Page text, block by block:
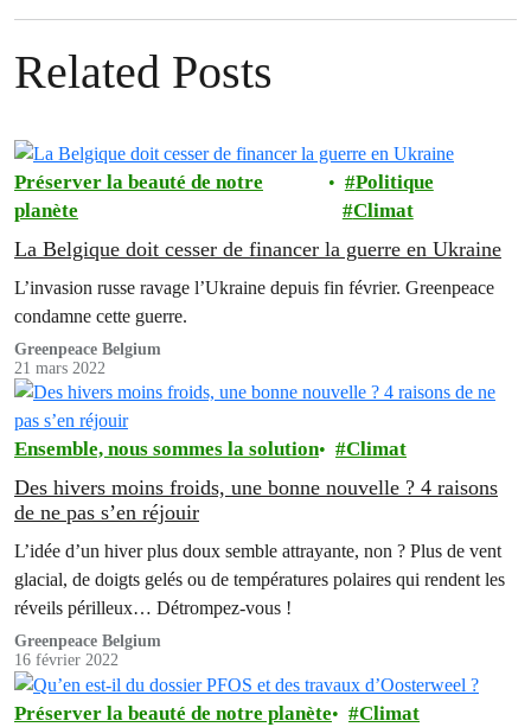
Related Posts
Préserver la beauté de notre
planète
Politique
Climat
La Belgique doit cesser de financer la guerre en Ukraine
L’invasion russe ravage l’Ukraine depuis fin février. Greenpeace
condamne cette guerre.
Greenpeace Belgium
21 mars 2022
Ensemble, nous sommes la solution Climat
Des hivers moins froids, une bonne nouvelle ? 4 raisons
de ne pas s’en réjouir
L’idée d’un hiver plus doux semble attrayante, non ? Plus de vent
glacial, de doigts gelés ou de températures polaires qui rendent les
réveils périlleux… Détrompez-vous !
Greenpeace Belgium
16 février 2022
Préserver la beauté de notre planète Climat